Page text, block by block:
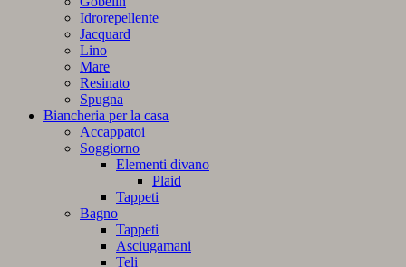
Idrorepellente
Jacquard
Lino
Mare
Resinato
Spugna
Biancheria per la casa
Accappatoi
Soggiorno
Elementi divano
Plaid
Tappeti
Bagno
Tappeti
Asciugamani
Teli